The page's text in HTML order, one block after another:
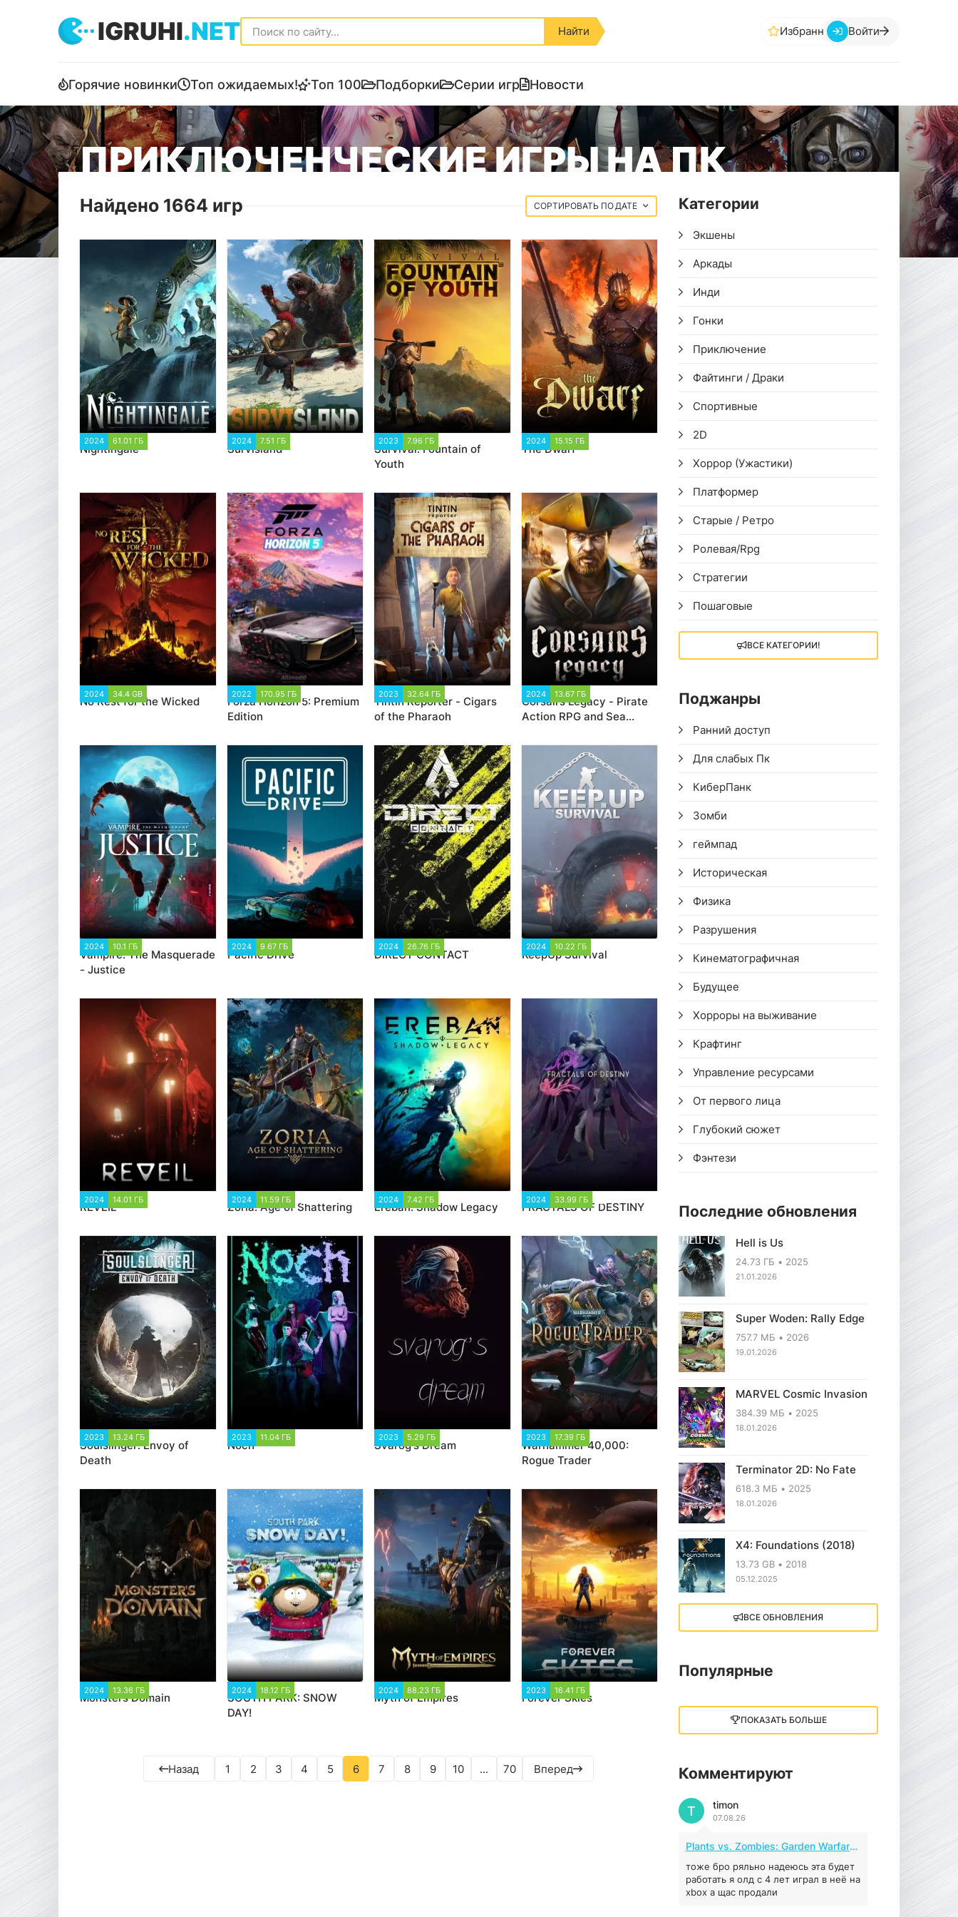
IGRUHI.NET Найти Избранное Войти
Горячие новинки Топ ожидаемых! Топ 100 Подборки Серии игр Новости
ПРИКЛЮЧЕНЧЕСКИЕ ИГРЫ НА ПК
Найдено 1664 игр ДАТЕ
2024 61.01 ГБ
Nightingale
2024 7.51 ГБ
Survisland
2023 7.96 ГБ
Survival: Fountain of
Youth
2024 15.15 ГБ
Тhe Dwarf
2024 34.4 GB
No Rest for the Wicked
2022 170.95 ГБ
Forza Horizon 5: Premium
Edition
2023 32.64 ГБ
Tintin Reporter - Cigars
of the Pharaoh
2024 13.67 ГБ
Corsairs Legacy - Pirate
Action RPG and Sea
2024 10.1 ГБ
Vampire: The Masquerade
- Justice
2024 9.67 ГБ
Pacific Drive
2024 26.76 ГБ
DIRECT CONTACT
2024 10.22 ГБ
KeepUp Survival
2024 14.01 ГБ
REVEIL
2024 11.59 ГБ
Zoria: Age of Shattering
2024 7.42 ГБ
Ereban: Shadow Legacy
2024 33.99 ГБ
FRACTALS OF DESTINY
2023 13.24 ГБ
Soulslinger: Envoy of
Death
2023 11.04 ГБ
Noch
2023 5.29 ГБ
Svarog's Dream
2023 17.39 ГБ
Warhammer 40,000:
Rogue Trader
2024 13.36 ГБ
Monsters Domain
2024 18.12 ГБ
SOUTH PARK: SNOW
DAY!
2024 88.23 ГБ
Myth of Empires
2023 16.41 ГБ
Forever Skies
Назад 1 2 3 4 5 6 7 8 9 10 ... 70 Вперед
Категории
Экшены
Аркады
Инди
Гонки
Приключение
Файтинги / Драки
Спортивные
2D
Хоррор (Ужастики)
Платформер
Старые / Ретро
Ролевая/Rpg
Стратегии
Пошаговые
ВСЕ КАТЕГОРИИ!
Поджанры
Ранний доступ
Для слабых Пк
КиберПанк
Зомби
геймпад
Историческая
Физика
Разрушения
Кинематографичная
Будущее
Хорроры на выживание
Крафтинг
Управление ресурсами
От первого лица
Глубокий сюжет
Фэнтези
Последние обновления
Hell is Us
24.73 ГБ 2025
21.01.2026
Super Woden: Rally Edge
757.7 МБ 2026
19.01.2026
MARVEL Cosmic Invasion
384.39 МБ 2025
18.01.2026
Terminator 2D: No Fate
618.3 МБ 2025
18.01.2026
X4: Foundations (2018)
13.73 GB 2018
05.12.2025
Little Nightmares III
4.96 ГБ 2023
MAFIA: THE OLD
COUNTRY
44.98 ГБ
04.12.2025
Red Chaos - The Strict
Order
5.43 ГБ 2025
04.12.2025
ВСЕ ОБНОВЛЕНИЯ
Популярные
ПОКАЗАТЬ БОЛЬШЕ
Комментируют
timon
07.08.26
T
Plants vs. Zombies: Garden Warfare 2 (2016)
тоже бро ряльно надеюсь эта будет
работать я олд с 4 лет играл в неё на
xbox а щас продали